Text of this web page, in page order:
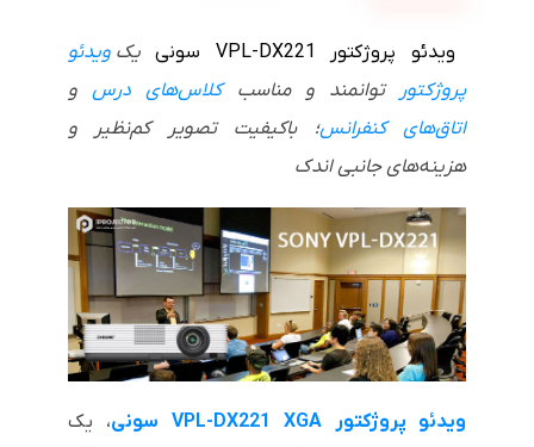
ویدئو پروژکتور VPL-DX221 سونییکویدئو
پروژکتور
توانمند و مناسبکلاس‌های درسو
اتاق‌های کنفرانس؛ باکیفیت تصویر کم‌نظیر و
هزینه‌های جانبی اندک
ویدئو پروژکتورXGA
VPL-DX221سونی، یک